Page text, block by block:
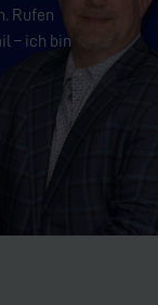
Rufen
– ich bin